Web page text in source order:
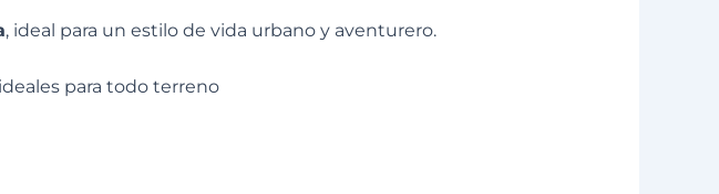
, ideal para un estilo de vida urbano y aventurero.
para todo terreno